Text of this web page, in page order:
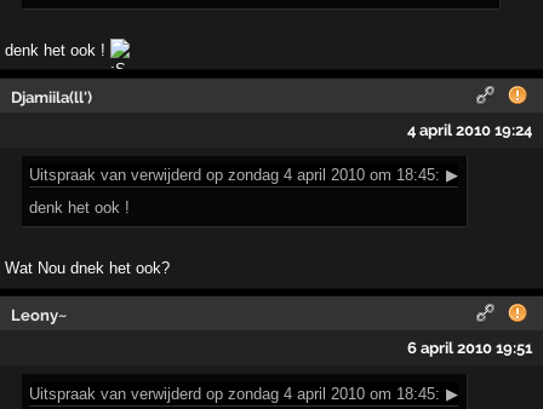
denk het ook !
Djamiila(ll')
4 april 2010 19:24
Uitspraak van verwijderd op zondag 4 april 2010 om 18:45: ▶
denk het ook !
Wat Nou dnek het ook?
Leony~
6 april 2010 19:51
Uitspraak van verwijderd op zondag 4 april 2010 om 18:45: ▶